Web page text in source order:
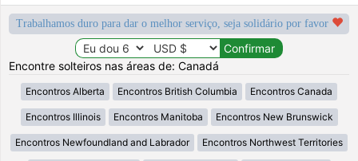
Trabalhamos duro para dar o melhor serviço, seja solidário por favor
Encontre solteiros nas áreas de: Canadá
Encontros Alberta Encontros British Columbia Encontros Canada
Encontros Illinois Encontros Manitoba Encontros New Brunswick
Encontros Newfoundland and Labrador Encontros Northwest Territories